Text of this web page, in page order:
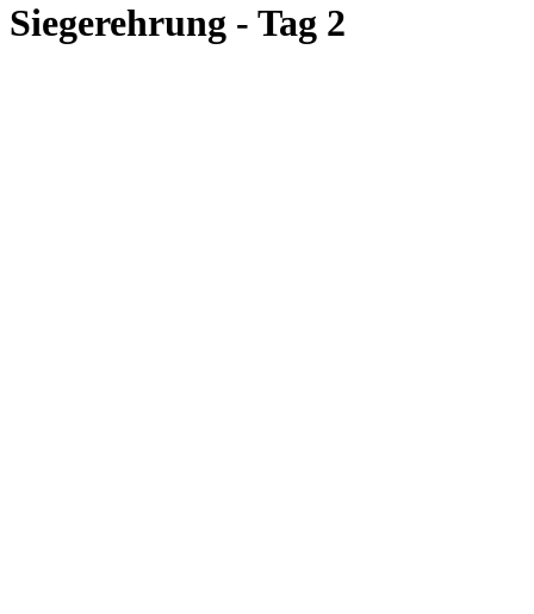
Siegerehrung - Tag 2